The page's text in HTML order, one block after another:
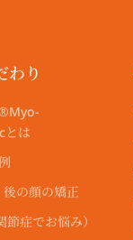
わり
とは
の顔の矯正
症でお悩み）